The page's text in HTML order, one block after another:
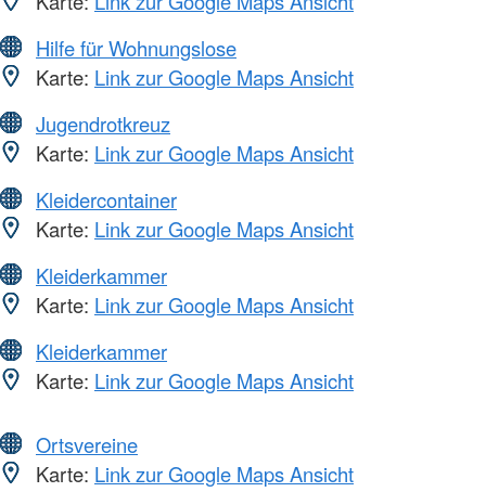
Hilfe für Wohnungslose
Karte: Link zur Google Maps Ansicht
Jugendrotkreuz
Karte: Link zur Google Maps Ansicht
Kleidercontainer
Karte: Link zur Google Maps Ansicht
Kleiderkammer
Karte: Link zur Google Maps Ansicht
Kleiderkammer
Karte: Link zur Google Maps Ansicht
Ortsvereine
Karte: Link zur Google Maps Ansicht